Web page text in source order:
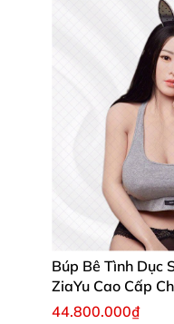
Búp Bê Tình Dục
ZiaYu Cao Cấp
44.800.000₫